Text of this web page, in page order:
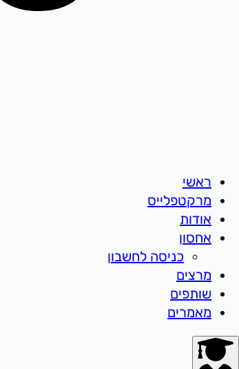
ראשי
מרקטפלייס
אודות
אחסון
כניסה לחשבון
מרצים
שותפים
מאמרים